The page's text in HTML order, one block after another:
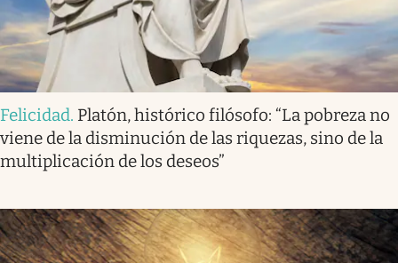
Felicidad. Platón, histórico filósofo: “La pobreza no
viene de la disminución de las riquezas, sino de la
multiplicación de los deseos”